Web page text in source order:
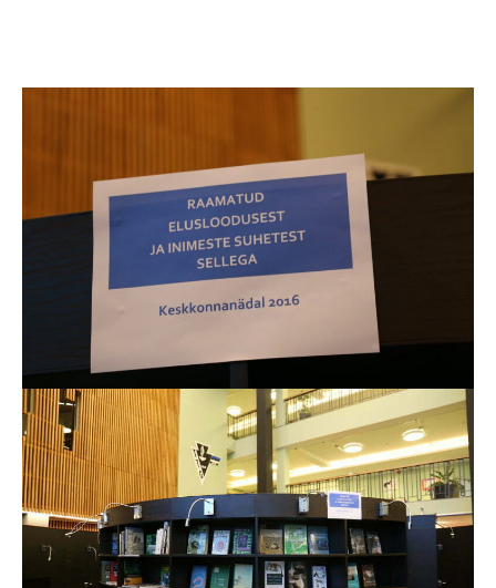
Tunniplaan
Ainepassid
Huviringid
Õpilastööd (UPT)
Distantsõpe
Kodukord
Projektid
ÜLDINFO
Sisseastumine
Meie kool
Dokumendid
Uudised
Lapsevanemale
Vilistlastele
Toitlustamine
Virtuaaltuur
Õpilasesindus